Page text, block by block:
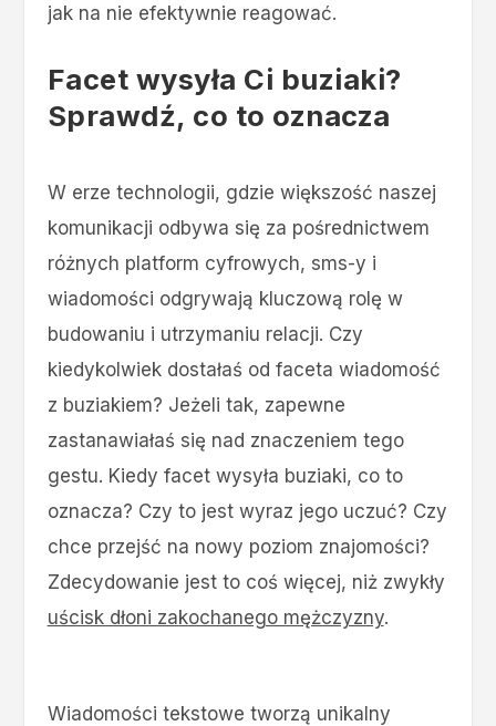
jak na nie efektywnie reagować.
Facet wysyła Ci buziaki?
Sprawdź, co to oznacza
W erze technologii, gdzie większość naszej
komunikacji odbywa się za pośrednictwem
różnych platform cyfrowych, sms-y i
wiadomości odgrywają kluczową rolę w
budowaniu i utrzymaniu relacji. Czy
kiedykolwiek dostałaś od faceta wiadomość
z buziakiem? Jeżeli tak, zapewne
zastanawiałaś się nad znaczeniem tego
gestu. Kiedy facet wysyła buziaki, co to
oznacza? Czy to jest wyraz jego uczuć? Czy
chce przejść na nowy poziom znajomości?
Zdecydowanie jest to coś więcej, niż zwykły
uścisk dłoni zakochanego mężczyzny.
Wiadomości tekstowe tworzą unikalny